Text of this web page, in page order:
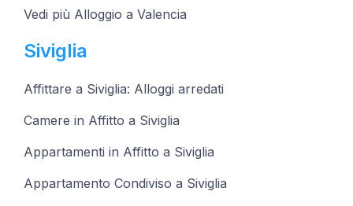
Vedi più Alloggio a Valencia
Siviglia
Affittare a Siviglia: Alloggi arredati
Camere in Affitto a Siviglia
Appartamenti in Affitto a Siviglia
Appartamento Condiviso a Siviglia